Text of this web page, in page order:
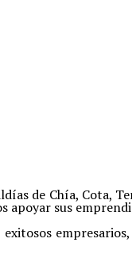
de Chía, Cota,
apoyar sus